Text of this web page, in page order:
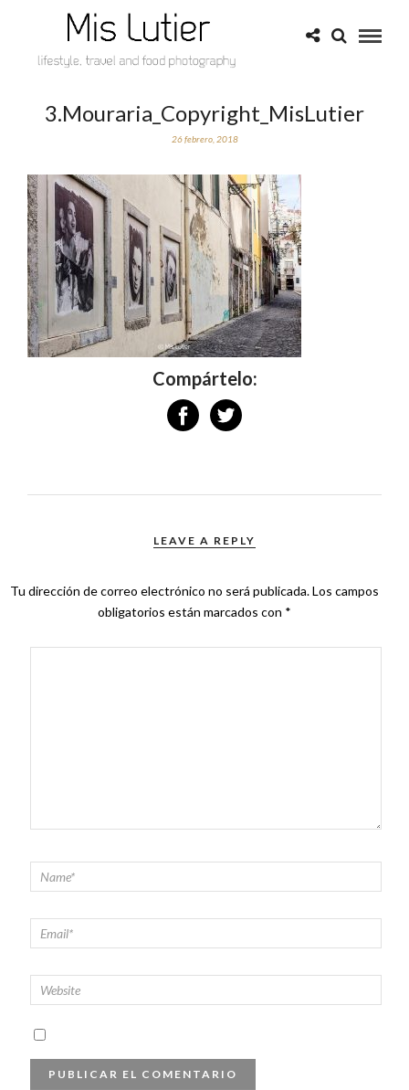
3.Mouraria_Copyright_MisLutier
26 febrero, 2018
Compártelo:
LEAVE A REPLY
Tu dirección de correo electrónico no será publicada.Los campos
obligatorios están marcados con *